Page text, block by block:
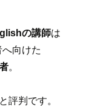
の講師は
向けた
。
評判です。